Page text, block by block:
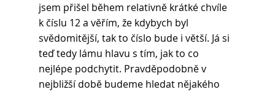
jsem přišel během relativně krátké chvíle
k číslu 12 a věřím, že kdybych byl
svědomitější, tak to číslo bude i větší. Já si
teď tedy lámu hlavu s tím, jak to co
nejlépe podchytit. Pravděpodobně v
nejbližší době budeme hledat nějakého